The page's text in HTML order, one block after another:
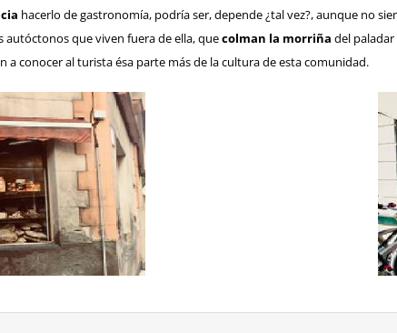
hacerlo de gastronomía, podría ser, depende ¿tal vez?, aunque no
autóctonos que viven fuera de ella, quecolman la morriña del
a conocer al turista ésa parte más de la cultura de esta comunidad.